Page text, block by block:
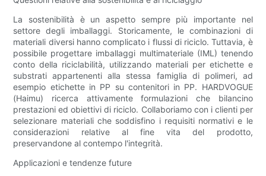
La sostenibilità è un aspetto sempre più importante nel
settore degli imballaggi. Storicamente, le combinazioni di
materiali diversi hanno complicato i flussi di riciclo. Tuttavia, è
possibile progettare imballaggi multimateriale (IML) tenendo
conto della riciclabilità, utilizzando materiali per etichette e
substrati appartenenti alla stessa famiglia di polimeri, ad
esempio etichette in PP su contenitori in PP. HARDVOGUE
(Haimu) ricerca attivamente formulazioni che bilancino
prestazioni ed obiettivi di riciclo. Collaboriamo con i clienti per
selezionare materiali che soddisfino i requisiti normativi e le
considerazioni relative al fine vita del prodotto,
preservandone al contempo l'integrità.
Applicazioni e tendenze future